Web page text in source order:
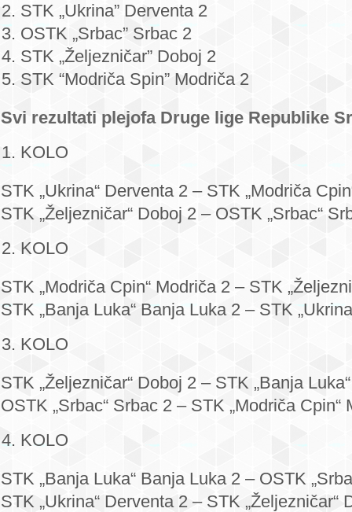
STK „Ukrina” Derventa 2
OSTK „Srbac” Srbac 2
STK „Željezničar” Doboj 2
STK “Modriča Spin” Modriča 2
Svi rezultati plejofa Druge lige Republike
KOLO
STK „Ukrina“ Derventa 2 – STK „Modriča
STK „Željezničar“ Doboj 2 – OSTK „Srbac“
KOLO
STK „Modriča Cpin“ Modriča 2 – STK
STK „Banja Luka“ Banja Luka 2 – STK
KOLO
STK „Željezničar“ Doboj 2 – STK „Banja
OSTK „Srbac“ Srbac 2 – STK „Modriča Cpin“
KOLO
STK „Banja Luka“ Banja Luka 2 – OSTK
STK „Ukrina“ Derventa 2 – STK „Željezničar“